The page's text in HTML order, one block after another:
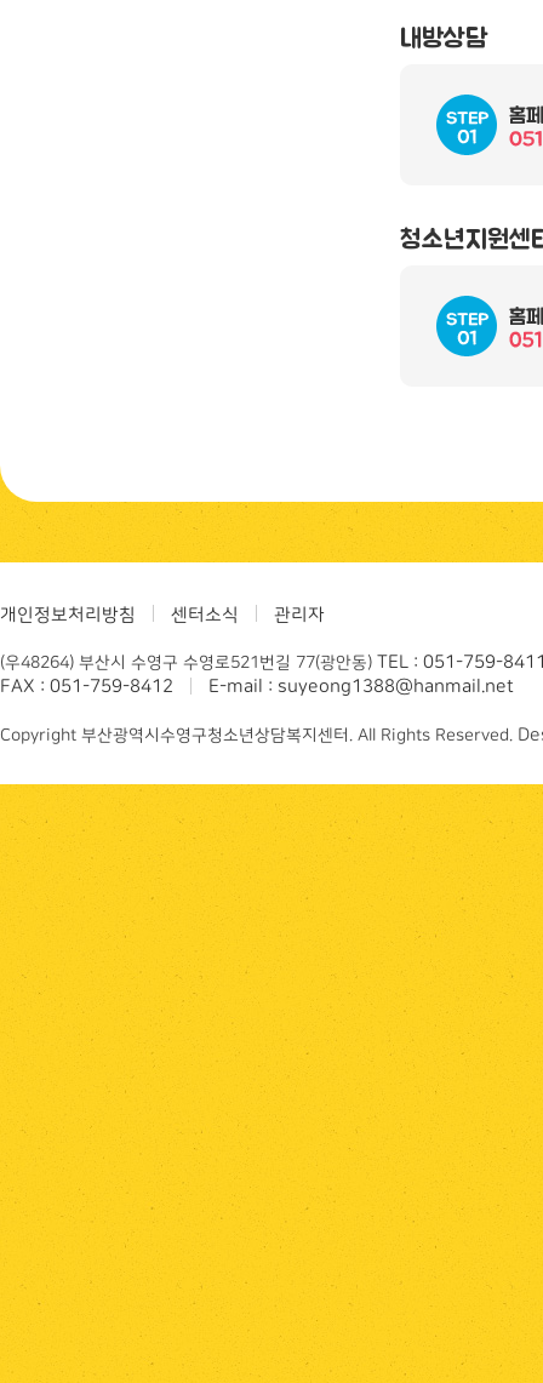
내방상담
청소년지원센
개인정보처리방침 센터소식 관리자
(우48264) 부산시 수영구 수영로521번길 77(광안동) TEL : 051-759-
FAX : 051-759-8412
E-mail : suyeong1388@hanmail.net
Copyright 부산광역시수영구청소년상담복지센터. All Rights Reserved.